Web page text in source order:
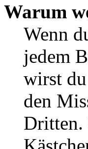
Warum
Wenn
jedem
wirst
den
Dritten.